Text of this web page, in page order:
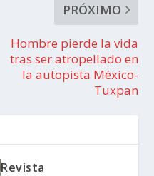
PRÓXIMO
Hombre pierde la vida
tras ser atropellado en
la autopista México-
Tuxpan
Revista